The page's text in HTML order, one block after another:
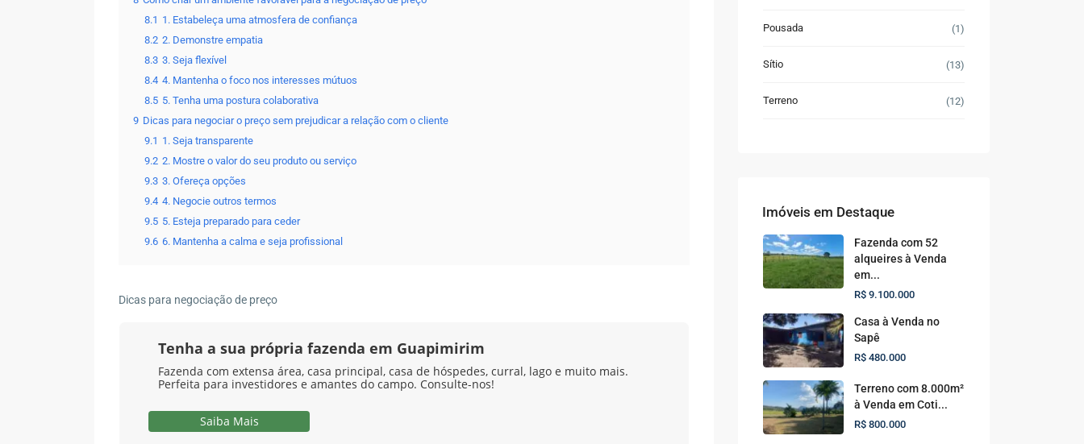
8.1 1. Estabeleça uma atmosfera de confiança
8.2 2. Demonstre empatia
8.3 3. Seja flexível
8.4 4. Mantenha o foco nos interesses mútuos
8.5 5. Tenha uma postura colaborativa
9 Dicas para negociar o preço sem prejudicar a relação com o cliente
9.1 1. Seja transparente
9.2 2. Mostre o valor do seu produto ou serviço
9.3 3. Ofereça opções
9.4 4. Negocie outros termos
9.5 5. Esteja preparado para ceder
9.6 6. Mantenha a calma e seja profissional
Dicas para negociação de preço
Tenha a sua própria fazenda em Guapimirim
Fazenda com extensa área, casa principal, casa de hóspedes, curral, lago e muito mais.
Perfeita para investidores e amantes do campo. Consulte-nos!
Saiba Mais
Pousada (1)
Sítio (13)
Terreno (12)
Imóveis em Destaque
Fazenda com 52
alqueires à Venda
em...
R$ 9.100.000
Casa à Venda no
Sapê
R$ 480.000
Terreno com 8.000m²
à Venda em Coti...
R$ 800.000